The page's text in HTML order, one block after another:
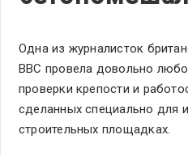
Одна из журналисток
ВВС провела довольно
проверки крепости и
сделанных специально для
строительных площадках.